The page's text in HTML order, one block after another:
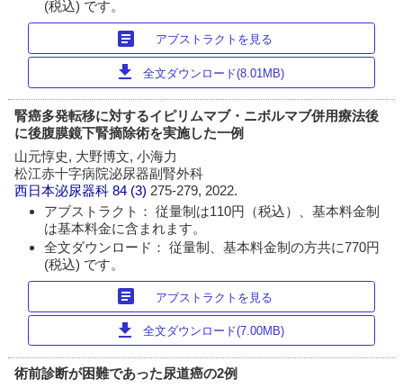
(税込) です。
article アブストラクトを見る
download 全文ダウンロード(8.01MB)
腎癌多発転移に対するイピリムマブ・ニボルマブ併用療法後
に後腹膜鏡下腎摘除術を実施した一例
山元惇史, 大野博文, 小海力
松江赤十字病院泌尿器副腎外科
西日本泌尿器科 84 (3) 275-279, 2022.
アブストラクト： 従量制は110円（税込）、基本料金制
は基本料金に含まれます。
全文ダウンロード： 従量制、基本料金制の方共に770円
(税込) です。
article アブストラクトを見る
download 全文ダウンロード(7.00MB)
術前診断が困難であった尿道癌の2例